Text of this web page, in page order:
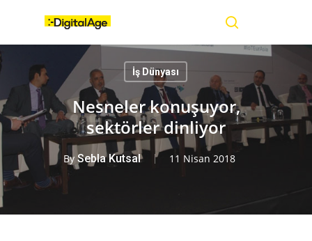
content
İş Dünyası
Nesneler konuşuyor,
sektörler dinliyor
By Sebla Kutsal 11 Nisan 2018